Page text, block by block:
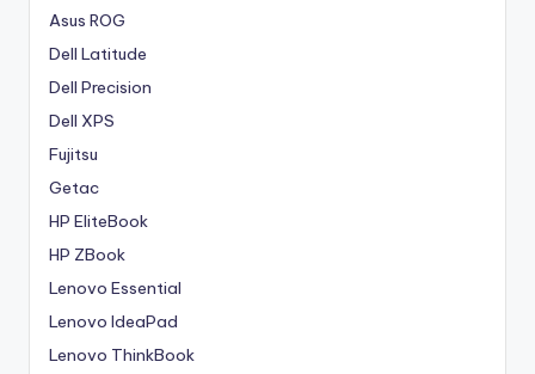
Asus ROG
Dell Latitude
Dell Precision
Dell XPS
Fujitsu
Getac
HP EliteBook
HP ZBook
Lenovo Essential
Lenovo IdeaPad
Lenovo ThinkBook